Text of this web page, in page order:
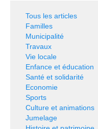
Tous les articles
Familles
Municipalité
Travaux
Vie locale
Enfance et éducation
Santé et solidarité
Economie
Sports
Culture et animations
Jumelage